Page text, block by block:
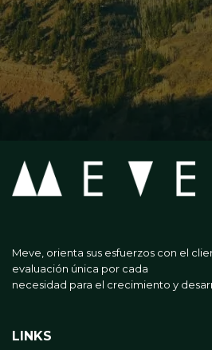
Meve, orienta sus esfuerzos con el
evaluación única por cada
necesidad para el crecimiento y
LINKS